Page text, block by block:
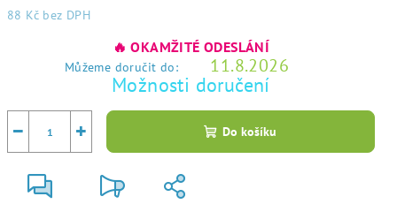
88 Kč bez DPH
🔥 OKAMŽITÉ ODESLÁNÍ
Můžeme doručit do: 11.8.2026
Možnosti doručení
+
− Do košíku